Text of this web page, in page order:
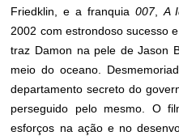
Friedklin, e a franquia 007, A
2002 com estrondoso sucesso
traz Damon na pele de Jason
meio do oceano.
departamento secreto do
perseguido pelo mesmo. O
esforços na ação e no